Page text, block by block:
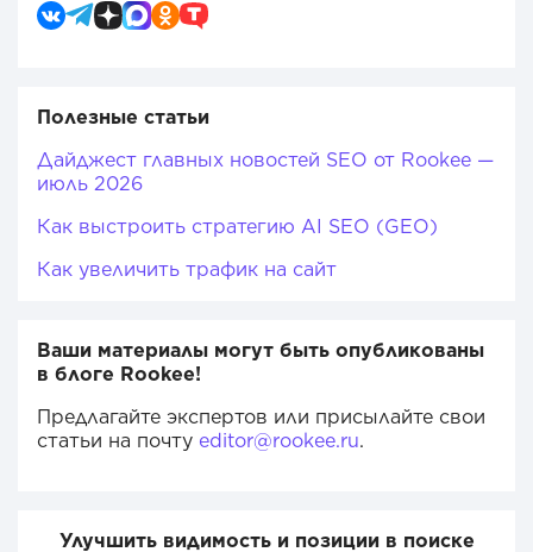
Полезные статьи
Дайджест главных новостей SEO от Rookee —
июль 2026
Как выстроить стратегию AI SEO (GEO)
Как увеличить трафик на сайт
Ваши материалы могут быть опубликованы
в блоге Rookee!
Предлагайте экспертов или присылайте свои
статьи на почту editor@rookee.ru.
Улучшить видимость и позиции в поиске